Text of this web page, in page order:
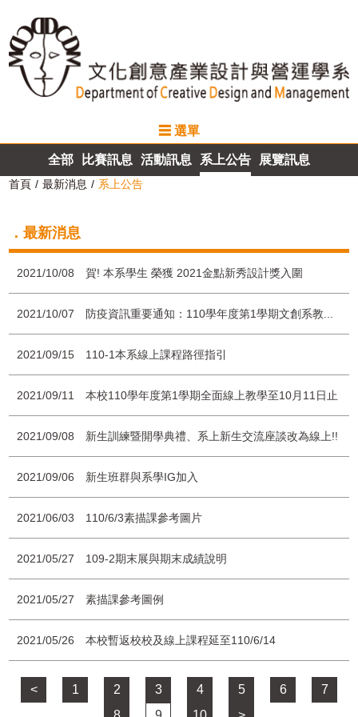
最新消息
系所介紹
☰ 選單
全部 比賽訊息 活動訊息 系上公告 展覽訊息
首頁 最新消息 系上公告
．最新消息
2021/10/08 賀! 本系學生 榮獲 2021金點新秀設計獎入圍
2021/10/07 防疫資訊重要通知：110學年度第1學期文創系教...
2021/09/15 110-1本系線上課程路徑指引
2021/09/11 本校110學年度第1學期全面線上教學至10月11日止
2021/09/08 新生訓練暨開學典禮、系上新生交流座談改為線上!!
2021/09/06 新生班群與系學IG加入
2021/06/03 110/6/3素描課參考圖片
2021/05/27 109-2期末展與期末成績說明
2021/05/27 素描課參考圖例
2021/05/26 本校暫返校校及線上課程延至110/6/14
< 1 2 3 4 5 6
7